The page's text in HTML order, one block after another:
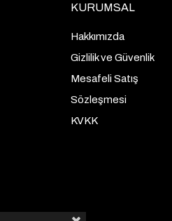
KURUMSAL
Hakkımızda
Gizlilik ve Güvenlik
Mesafeli Satış
Sözleşmesi
KVKK